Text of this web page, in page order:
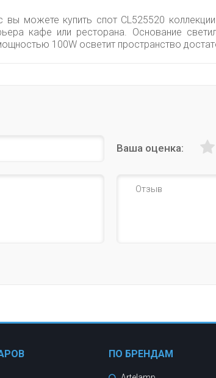
можете купить спот CL525520
кафе или ресторана. Основание
100W осветит пространство
Ваша оценка:
ПО БРЕНДАМ